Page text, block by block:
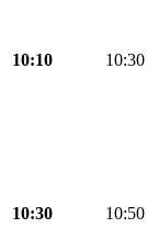
10:10 10:30
10:30 10:50